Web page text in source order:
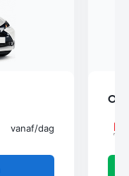
vanaf/dag